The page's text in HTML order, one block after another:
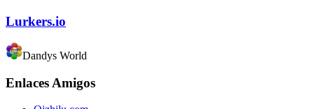
Lurkers.io
Dandys World
Enlaces Amigos